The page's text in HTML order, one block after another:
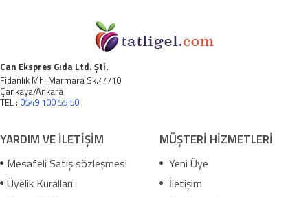
Can Ekspres Gıda Ltd. Şti.
Fidanlık Mh. Marmara Sk.44/10
Çankaya/Ankara
TEL : 0549 100 55 50
YARDIM VE İLETİŞİM
Mesafeli Satış sözleşmesi
Üyelik Kuralları
MÜŞTERİ HİZMETLERİ
Yeni Üye
İletişim